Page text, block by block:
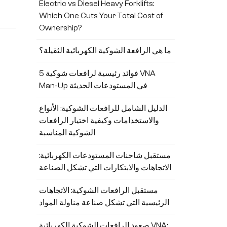
Electric vs Diesel Heavy Forklifts:
Which One Cuts Your Total Cost of
Ownership?
ما هي الرافعة الشوكية الكهربائية الثقيلة؟
5 فوائد رئيسية لرافعات شوكية VNA
Man-Up في المستودعات الحديثة
الدليل الشامل للرافعات الشوكية: الأنواع
والاستخدامات وكيفية اختيار الرافعات
الشوكية المناسبة
مستقبل شاحنات المستودعات الكهربائية:
الاتجاهات والابتكارات التي تشكل الصناعة
مستقبل الرافعات الشوكية: الاتجاهات
الرئيسية التي تشكل صناعة مناولة المواد